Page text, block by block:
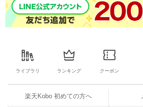
ライブラリ ランキング クーポン
楽天Kobo 初めての方へ